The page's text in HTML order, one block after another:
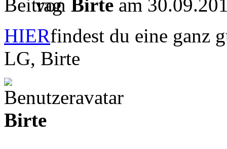
von Birte am
HIERfindest du eine ganz
LG, Birte
Birte